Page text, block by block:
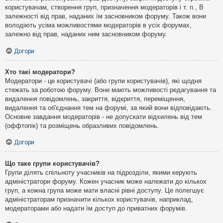
користувачам, створення груп, призначення модераторів і т. п., В
залежності від прав, наданих їм засновником форуму. Також вони
володіють усіма можливостями модераторів в усіх форумах,
залежно від прав, наданих ним засновником форуму.
Догори
Хто такі модератори?
Модератори - це користувачі (або групи користувачів), які щодня
стежать за роботою форуму. Вони мають можливості редагування та
видалення повідомлень, закриття, відкриття, переміщення,
видалення та об'єднання тем на форумі, за який вони відповідають.
Основне завдання модераторів - не допускати відхилень від тем
(оффтопік) та розміщень образливих повідомлень.
Догори
Що таке групи користувачів?
Групи ділять спільноту учасників на підрозділи, якими керують
адміністратори форуму. Кожен учасник може належати до кількох
груп, а кожна група може мати власні рівні доступу. Це полегшує
адміністраторам призначити кількох користувачів, наприклад,
модераторами або надати їм доступ до приватних форумів.